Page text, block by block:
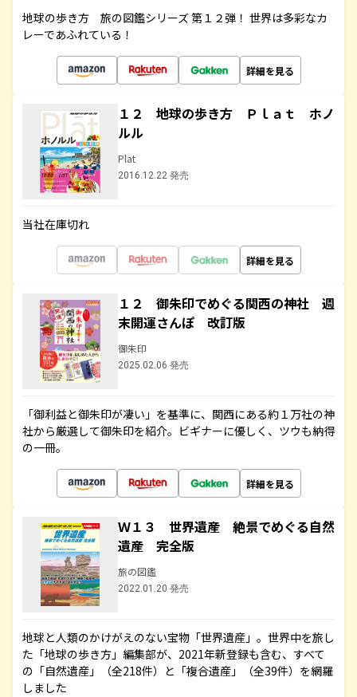
地球の歩き方 旅の図鑑シリーズ 第１２弾！ 世界は多彩なカ
レーであふれている！
詳細を見る
１２ 地球の歩き方 Ｐｌａｔ ホノ
ルル
Plat
2016.12.22 発売
当社在庫切れ
詳細を見る
１２ 御朱印でめぐる関西の神社 週
末開運さんぽ 改訂版
御朱印
2025.02.06 発売
「御利益と御朱印が凄い」を基準に、関西にある約１万社の神
社から厳選して御朱印を紹介。ビギナーに優しく、ツウも納得
の一冊。
詳細を見る
Ｗ１３ 世界遺産 絶景でめぐる自然
遺産 完全版
旅の図鑑
2022.01.20 発売
地球と人類のかけがえのない宝物「世界遺産」。世界中を旅し
た「地球の歩き方」編集部が、2021年新登録も含む、すべて
の「自然遺産」（全218件）と「複合遺産」（全39件）を網羅
しました